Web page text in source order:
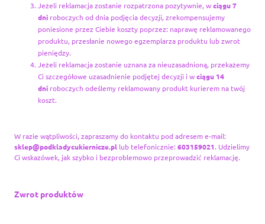
Jeżeli reklamacja zostanie rozpatrzona pozytywnie, wciągu 7
dni roboczych od dnia podjęcia decyzji, zrekompensujemy
poniesione przez Ciebie koszty poprzez: naprawę reklamowanego
produktu, przesłanie nowego egzemplarza produktu lub zwrot
pieniędzy.
Jeżeli reklamacja zostanie uznana za nieuzasadnioną, przekażemy
Ci szczegółowe uzasadnienie podjętej decyzji i wciągu 14
dni roboczych odeślemy reklamowany produkt kurierem na twój
koszt.
W razie wątpliwości, zapraszamy do kontaktu pod adresem e-mail:
sklep@podkladycukiernicze.pl lub telefonicznie: 603159021. Udzielimy
Ci wskazówek, jak szybko i bezproblemowo przeprowadzić reklamację.
Zwrot produktów